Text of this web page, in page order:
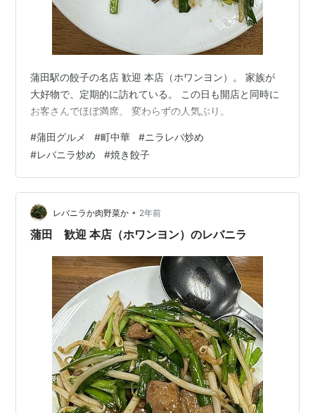
蒲田駅の餃子の名店 歓迎 本店（ホワンヨン）。 家族が
大好物で、定期的に訪れている。 この日も開店と同時に
お客さんでほぼ満席。 変わらずの人気ぶり。
#蒲田グルメ #町中華 #ニラレバ炒め
#レバニラ炒め #焼き餃子
レバニラか肉野菜か • 2年前
蒲田 歓迎 本店（ホワンヨン）のレバニラ